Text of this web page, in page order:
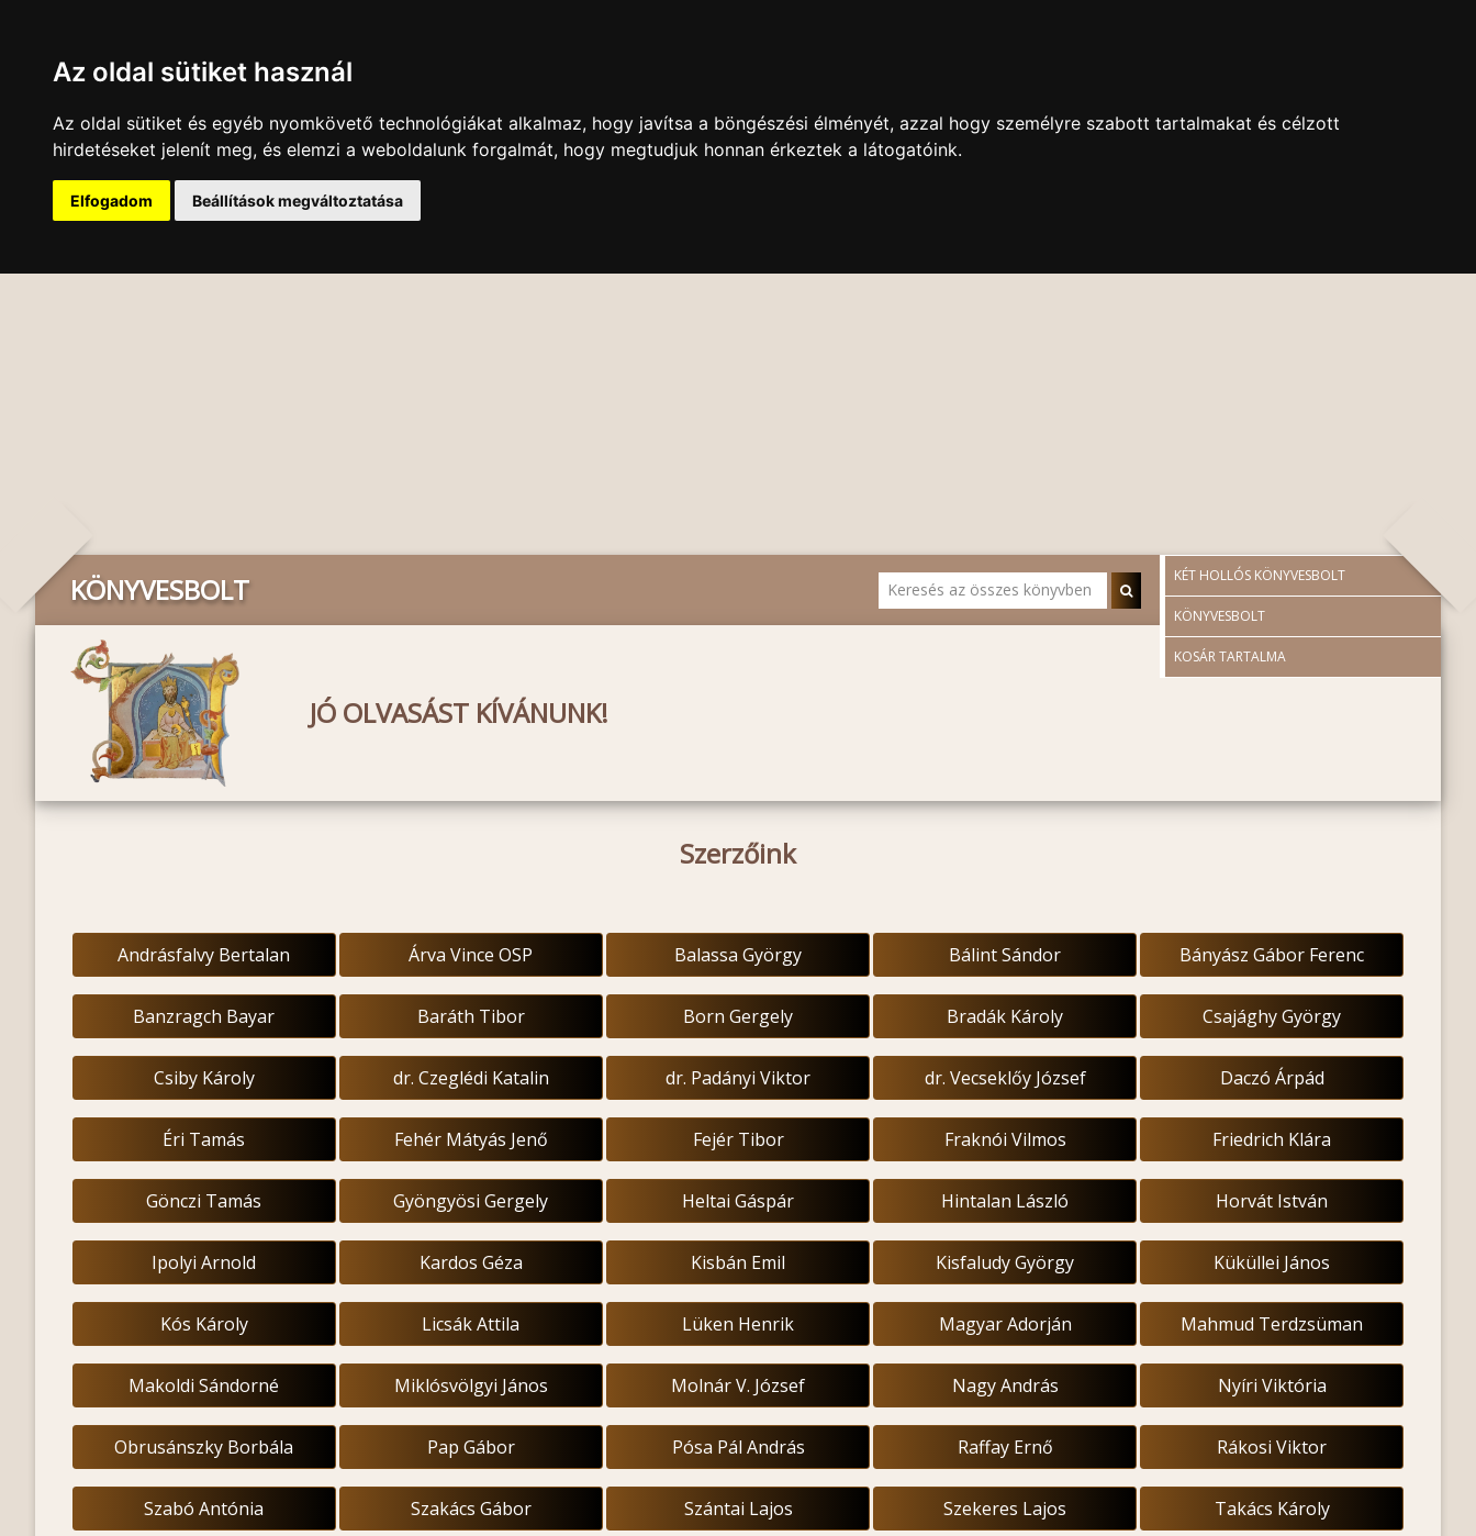
Az oldal sütiket használ
Az oldal sütiket és egyéb nyomkövető technológiákat alkalmaz, hogy javítsa a böngészési élményét, azzal hogy személyre szabott tartalmakat és célzott
hirdetéseket jelenít meg, és elemzi a weboldalunk forgalmát, hogy megtudjuk honnan érkeztek a látogatóink.
Elfogadom Beállítások megváltoztatása
Nyitva: H-P: 11-18
KÉT HOLLÓS KÖNYVESBOLT
KÖNYVESBOLT
KOSÁR TARTALMA
KÖNYVESBOLT
JÓ OLVASÁST KÍVÁNUNK!
Szerzőink
Andrásfalvy Bertalan Árva Vince OSP Balassa György Bálint Sándor Bányász Gábor Ferenc
Banzragch Bayar Baráth Tibor Born Gergely Bradák Károly Csajághy György
Csiby Károly dr. Czeglédi Katalin dr. Padányi Viktor dr. Vecseklőy József Daczó Árpád
Éri Tamás Fehér Mátyás Jenő Fejér Tibor Fraknói Vilmos Friedrich Klára
Gönczi Tamás Gyöngyösi Gergely Heltai Gáspár Hintalan László Horvát István
Ipolyi Arnold Kardos Géza Kisbán Emil Kisfaludy György Küküllei János
Kós Károly Licsák Attila Lüken Henrik Magyar Adorján Mahmud Terdzsüman
Makoldi Sándorné Miklósvölgyi János Molnár V. József Nagy András Nyíri Viktória
Obrusánszky Borbála Pap Gábor Pósa Pál András Raffay Ernő Rákosi Viktor
Szabó Antónia Szakács Gábor Szántai Lajos Szekeres Lajos Takács Károly